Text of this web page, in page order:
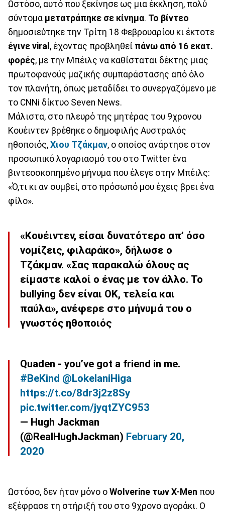
Ωστόσο, αυτό που ξεκίνησε ως μια έκκληση, πολύ
σύντομα μετατράπηκε σε κίνημα. Το βίντεο
δημοσιεύτηκε την Τρίτη 18 Φεβρουαρίου κι έκτοτε
έγινε viral , έχοντας προβληθεί πάνω από 16 εκατ.
φορές, με την Μπέιλς να καθίσταται δέκτης μιας
πρωτοφανούς μαζικής συμπαράστασης από όλο
τον πλανήτη, όπως μεταδίδει το συνεργαζόμενο με
το CNNi δίκτυο Seven News.
Μάλιστα, στο πλευρό της μητέρας του 9χρονου
Κουέιντεν βρέθηκε ο δημοφιλής Αυστραλός
ηθοποιός, Χιου Τζάκμαν, ο οποίος ανάρτησε στον
προσωπικό λογαριασμό του στο Twitter ένα
βιντεοσκοπημένο μήνυμα που έλεγε στην Μπέιλς:
«Ό,τι κι αν συμβεί, στο πρόσωπό μου έχεις βρει ένα
φίλο».
«Κουέιντεν, είσαι δυνατότερο απ’ όσο
νομίζεις, φιλαράκο», δήλωσε ο
Τζάκμαν. «Σας παρακαλώ όλους ας
είμαστε καλοί ο ένας με τον άλλο. Το
bullying δεν είναι OK, τελεία και
παύλα», ανέφερε στο μήνυμά του ο
γνωστός ηθοποιός
Quaden - you’ve got a friend in me.
#BeKind @LokelaniHiga
https://t.co/8dr3j2z8Sy
pic.twitter.com/jyqtZYC953
— Hugh Jackman
(@RealHughJackman) February 20,
2020
Ωστόσο, δεν ήταν μόνο ο Wolverine των X-Men που
εξέφρασε τη στήριξή του στο 9χρονο αγοράκι. Ο